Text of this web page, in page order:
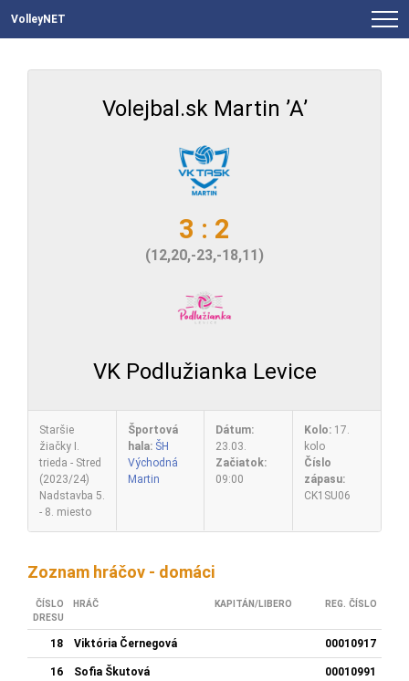
VolleyNET
Volejbal.sk Martin ’A’
3 : 2
(12,20,-23,-18,11)
VK Podlužianka Levice
Staršie
žiačky I.
trieda - Stred
(2023/24)
Nadstavba 5.
- 8. miesto
Športová
hala: ŠH
Východná
Martin
Dátum:
23.03.
Začiatok:
09:00
Kolo:17.
kolo
Číslo
zápasu:
CK1SU06
Zoznam hráčov - domáci
ČÍSLO
DRESU
HRÁČ KAPITÁN/LIBERO REG. ČÍSLO
18 Viktória Černegová 00010917
16 Sofia Škutová 00010991